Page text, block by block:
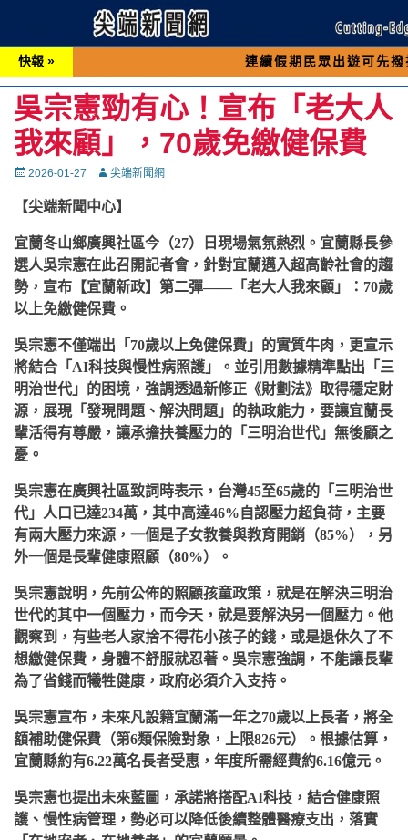
快報 » 連續假期民眾出遊可先撥打交通 「
吳宗憲勁有心！宣布「老大人
我來顧」，70歲免繳健保費
Posted
2026-01-27 Autor尖端新聞網
【尖端新聞中心】
宜蘭冬山鄉廣興社區今（27）日現場氣氛熱烈。宜蘭縣長參
選人吳宗憲在此召開記者會，針對宜蘭邁入超高齡社會的趨
勢，宣布【宜蘭新政】第二彈—— 「老大人我來顧」： 70歲
以上免繳健保費。
吳宗憲不僅端出「 70歲以上免健保費」的實質牛肉，更宣示
將結合「 AI科技與慢性病照護」。並引用數據精準點出「三
明治世代」的困境，強調透過新修正《財劃法》取得穩定財
源，展現「發現問題、解決問題」的執政能力，要讓宜蘭長
輩活得有尊嚴，讓承擔扶養壓力的「三明治世代」無後顧之
憂。
吳宗憲在廣興社區致詞時表示，台灣45至65歲的「三明治世
代」人口已達234萬，其中高達46% 自認壓力超負荷，主要
有兩大壓力來源，一個是子女教養與教育開銷（85%），另
外一個是長輩健康照顧（80%）。
吳宗憲說明，先前公佈的照顧孩童政策，就是在解決三明治
世代的其中一個壓力，而今天，就是要解決另一個壓力。他
觀察到，有些老人家捨不得花小孩子的錢，或是退休久了不
想繳健保費，身體不舒服就忍著。吳宗憲強調，不能讓長輩
為了省錢而犧牲健康，政府必須介入支持。
吳宗憲宣布，未來凡設籍宜蘭滿一年之70歲以上長者，將全
額補助健保費（第6類保險對象，上限826元）。根據估算，
宜蘭縣約有6.22萬名長者受惠，年度所需經費約6.16億元。
吳宗憲也提出未來藍圖，承諾將搭配AI科技，結合健康照
護、慢性病管理，勢必可以降低後續整體醫療支出，落實